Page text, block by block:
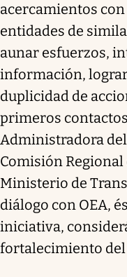
acercamientos
entidades de
aunar esfuerzos,
información,
duplicidad de
primeros
Administradora del
Comisión
Ministerio de
diálogo con OEA,
iniciativa,
fortalecimiento del